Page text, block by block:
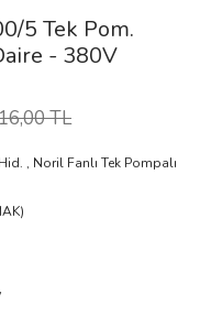
5 Tek Pom.
- 380V
TL
, Noril Fanlı Tek Pompalı